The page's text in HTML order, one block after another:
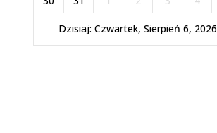
Dzisiaj: Czwartek, Sierpień 6, 2026